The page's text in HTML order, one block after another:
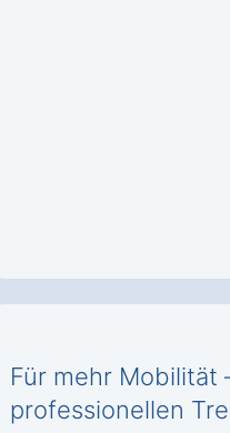
Für mehr Mobilität
professionellen